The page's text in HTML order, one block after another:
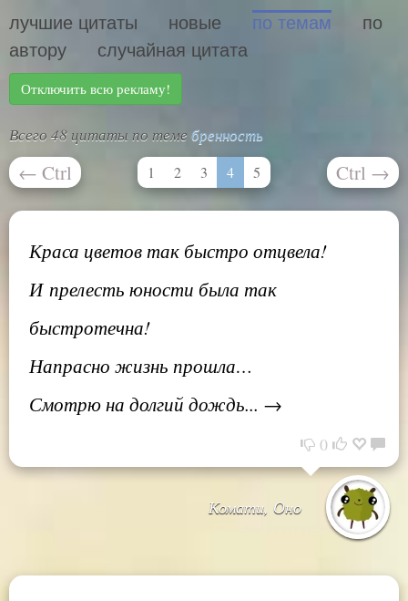
лучшие цитаты новые по темам
по
автору
случайная цитата
Отключить всю рекламу!
Всего 48 цитаты по теме бренность
← Ctrl 1 2 3 4 5 Ctrl →
Краса цветов так быстро отцвела!
И прелесть юности была так
быстротечна!
Напрасно жизнь прошла…
Смотрю на долгий дождь... →
0
Комати, Оно